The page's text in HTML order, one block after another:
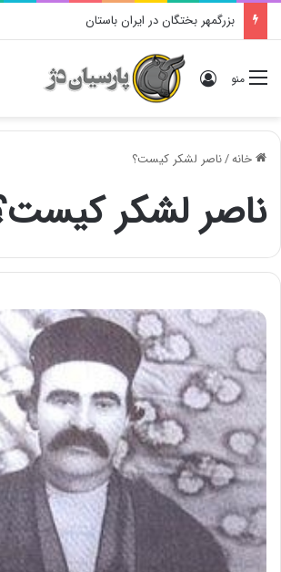
بزرگمهر بختگان در ایران باستان
منو ورود
خانه/ناصر لشکر کیست؟
ناصر لشکر